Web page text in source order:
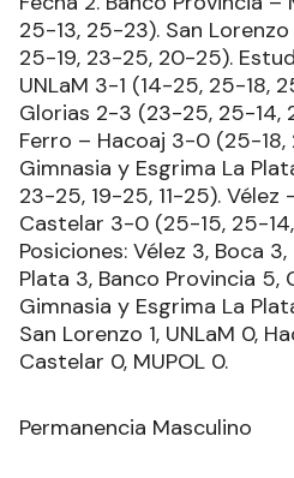
25-13, 25-23). San
25-19, 23-25, 20-25).
UNLaM 3-1 (14-25, 25-18,
Glorias 2-3 (23-25, 25-14,
Ferro – Hacoaj 3-0 (25-18,
Gimnasia y Esgrima La
23-25, 19-25, 11-25).
Castelar 3-0 (25-15, 25-
Posiciones: Vélez 3, Boca
Plata 3, Banco Provincia 5,
Gimnasia y Esgrima La
San Lorenzo 1, UNLaM 0,
Castelar 0, MUPOL 0.
Permanencia Masculino